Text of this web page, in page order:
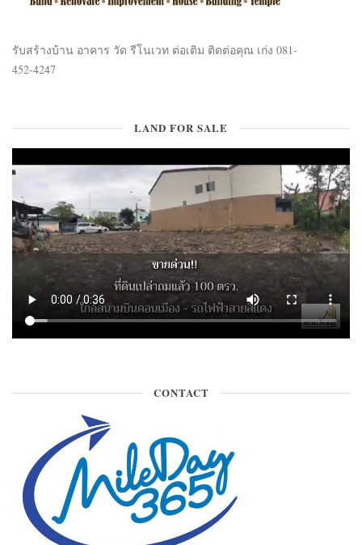
รับสร้างบ้าน อาคาร วัด รีโนเวท ต่อเติม ติดต่อคุณ เก่ง 081-
452-4247
LAND FOR SALE
CONTACT